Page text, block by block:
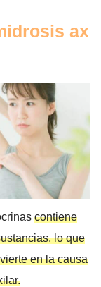
ax
contiene
lo que
en la causa